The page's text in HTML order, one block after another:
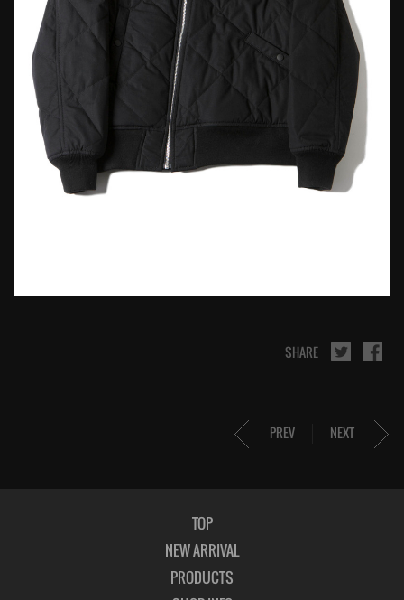
SHARE
PREV NEXT
TOP
NEW ARRIVAL
PRODUCTS